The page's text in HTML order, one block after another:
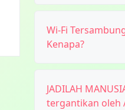
Wi-Fi
Kenapa?
JADILAH
tergantikan oleh